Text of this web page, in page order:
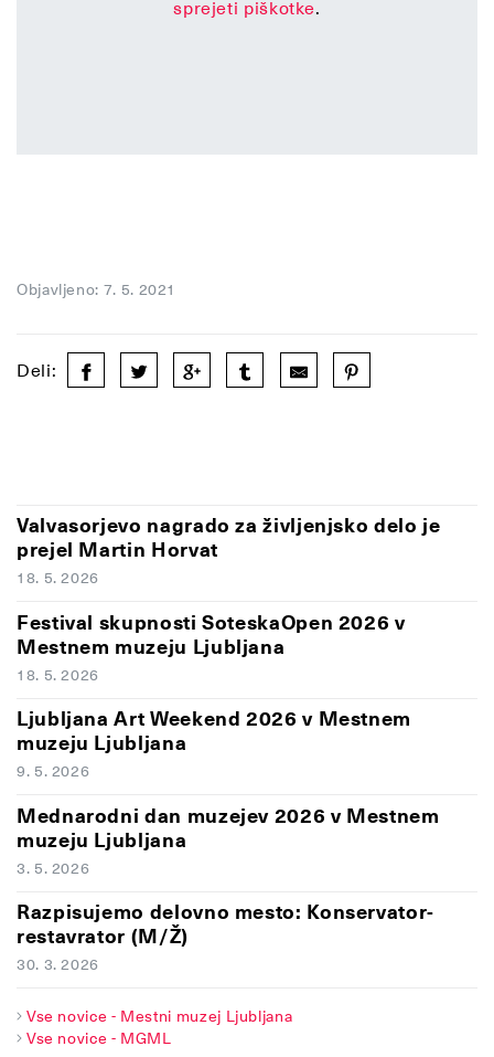
sprejeti piškotke.
Objavljeno: 7. 5. 2021
Deli:
Valvasorjevo nagrado za življenjsko delo je
prejel Martin Horvat
18. 5. 2026
Festival skupnosti SoteskaOpen 2026 v
Mestnem muzeju Ljubljana
18. 5. 2026
Ljubljana Art Weekend 2026 v Mestnem
muzeju Ljubljana
9. 5. 2026
Mednarodni dan muzejev 2026 v Mestnem
muzeju Ljubljana
3. 5. 2026
Razpisujemo delovno mesto: Konservator-
restavrator (M/Ž)
30. 3. 2026
Vse novice - Mestni muzej Ljubljana
Vse novice - MGML